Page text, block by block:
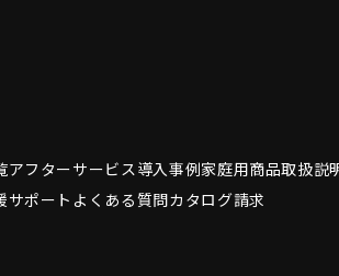
アフターサービス導入事例家庭用商品取扱説
サポート よくある質問カタログ請求